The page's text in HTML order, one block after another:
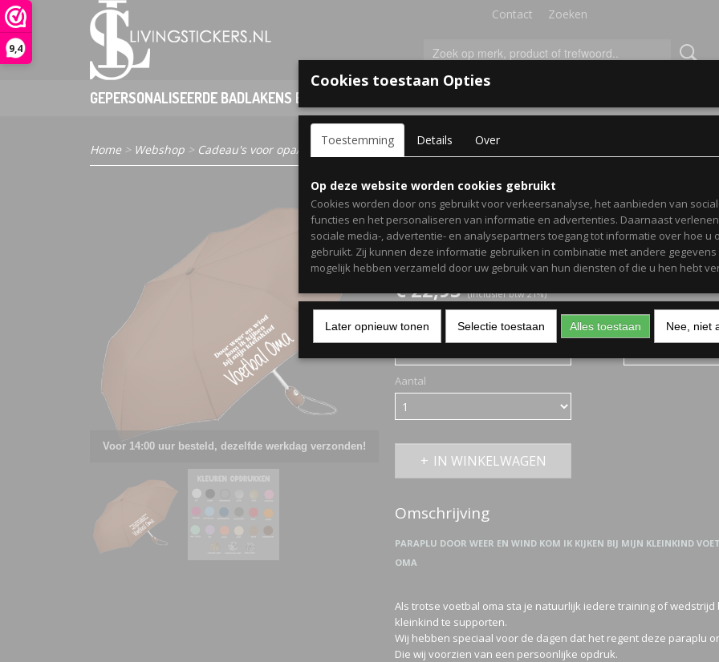
9,4
Contact Zoeken
GEPERSONALISEERDE BADLAKENS EN PONCHO'S VOOR KINDEREN
Home> Webshop > Cadeau's voor opa/oma > Paraplu door weer en wind kom ik kijken bij mijn kleinkind voetbal
Voor 14:00 uur besteld, dezelfde werkdag verzonden!
Paraplu door weer en
kijken bij mijn kleinkind
oma - Cadeau voor oma
€ 22,95 (inclusief btw 21%)
Kleur tekst Kleur paraplu
Aantal
IN WINKELWAGEN
Omschrijving
PARAPLU DOOR WEER EN WIND KOM IK KIJKEN BIJ MIJN KLEINKIND
OMA
Als trotse voetbal oma sta je natuurlijk iedere training of wedstrijd
kleinkind te supporten.
Wij hebben speciaal voor de dagen dat het regent deze paraplu
Die wij voorzien van een persoonlijke opdruk.
Cookies toestaan Opties
Toestemming Details Over
Op deze website worden cookies gebruikt
Cookies worden door ons gebruikt voor verkeersanalyse, het aanbieden van
functies en het personaliseren van informatie en advertenties. Daarnaast
sociale media-, advertentie- en analysepartners toegang tot informatie over hoe u
gebruikt. Zij kunnen deze informatie gebruiken in combinatie met andere gegevens
mogelijk hebben verzameld door uw gebruik van hun diensten of die u hen hebt
Later opnieuw tonen Selectie toestaan Alles toestaan Nee, niet